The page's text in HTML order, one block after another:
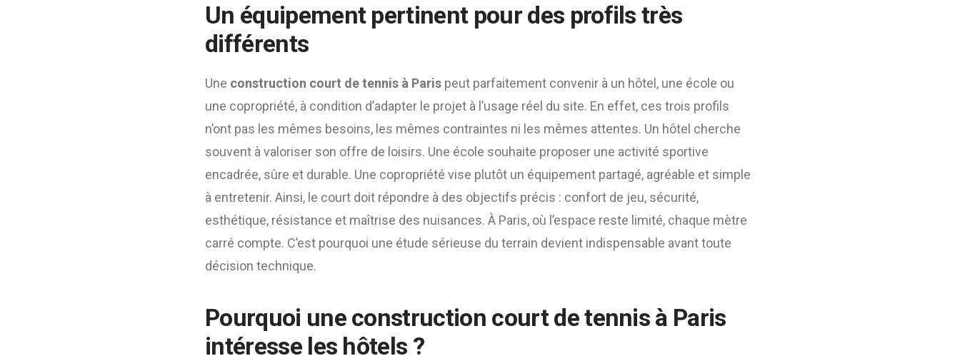
Un équipement pertinent pour des profils très
différents
Une construction court de tennis à Paris peut parfaitement convenir à un hôtel, une école ou
une copropriété, à condition d’adapter le projet à l’usage réel du site. En effet, ces trois profils
n’ont pas les mêmes besoins, les mêmes contraintes ni les mêmes attentes. Un hôtel cherche
souvent à valoriser son offre de loisirs. Une école souhaite proposer une activité sportive
encadrée, sûre et durable. Une copropriété vise plutôt un équipement partagé, agréable et simple
à entretenir. Ainsi, le court doit répondre à des objectifs précis : confort de jeu, sécurité,
esthétique, résistance et maîtrise des nuisances. À Paris, où l’espace reste limité, chaque mètre
carré compte. C’est pourquoi une étude sérieuse du terrain devient indispensable avant toute
décision technique.
Pourquoi une construction court de tennis à Paris
intéresse les hôtels ?